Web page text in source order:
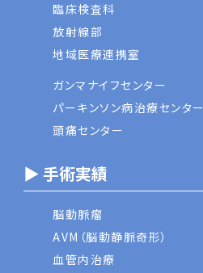
臨床検査科
放射線部
地域医療連携室
ガンマナイフセンター
パーキンソン病治療センター
頭痛センター
▶ 手術実績
脳動脈瘤
AVM（脳動静脈奇形）
血管内治療